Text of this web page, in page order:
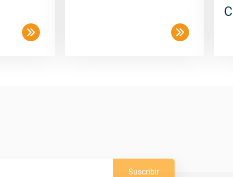
Suscribir